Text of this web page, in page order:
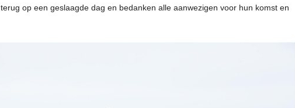
op een geslaagde dag en bedanken alle aanwezigen voor hun komst en